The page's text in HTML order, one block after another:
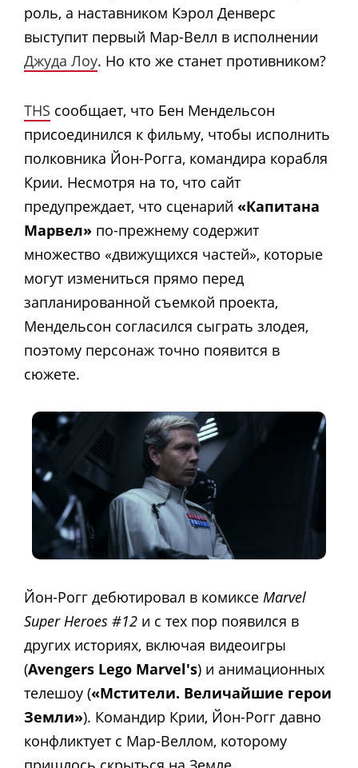
роль, а наставником Кэрол Денверс
выступит первый Мар-Велл в исполнении
Джуда Лоу. Но кто же станет противником?
THS сообщает, что Бен Мендельсон
присоединился к фильму, чтобы исполнить
полковника Йон-Рогга, командира корабля
Крии. Несмотря на то, что сайт
предупреждает, что сценарий «Капитана
Марвел» по-прежнему содержит
множество «движущихся частей», которые
могут измениться прямо перед
запланированной съемкой проекта,
Мендельсон согласился сыграть злодея,
поэтому персонаж точно появится в
сюжете.
Йон-Рогг дебютировал в комиксе Marvel
Super Heroes #12 и с тех пор появился в
других историях, включая видеоигры
(Avengers Lego Marvel's) и анимационных
телешоу («Мстители. Величайшие герои
Земли»). Командир Крии, Йон-Рогг давно
конфликтует с Мар-Веллом, которому